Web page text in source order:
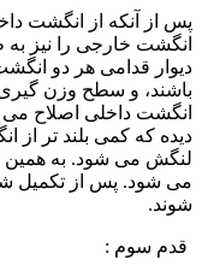
پس از آنکه از انگشت
انگشت خارجی را نیز
دیوار قدامی هر دو
باشند، و سطح وزن گیری
انگشت داخلی اصلاح
دیده که کمی بلند تر از
لنگش می شود. به همین
می شود. پس از تکمیل
شوند.
قدم سوم :